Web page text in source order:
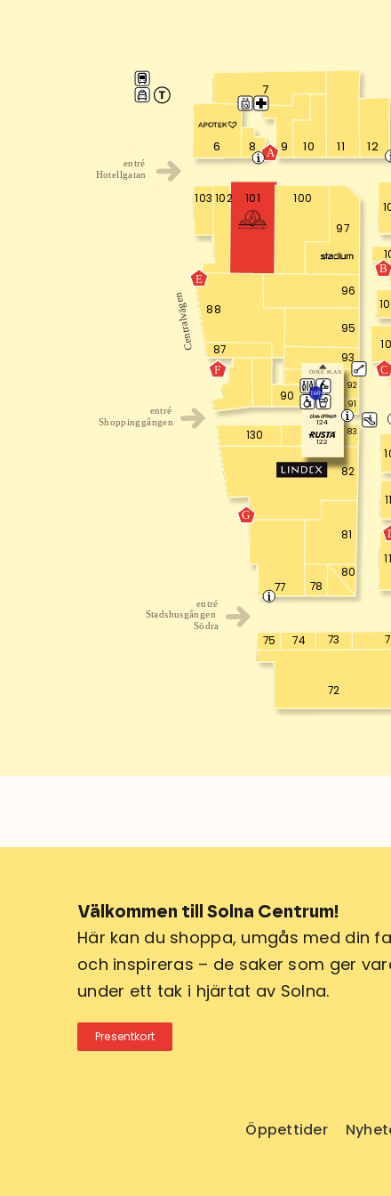
6
7
9 10 11 12
8
103 102 101 100
97
80
81
82
130 83
91
90
87
88
92
122
124
93
95
96
78
77
73
72
74
75
entré
Stadshusgången
Södra
entré
Shoppinggången
entré
Hotellgatan
Centralvägen
ÖVRE PLAN
A
B
C
E
F
G
1000
Välkommen till Solna Centrum!
Här kan du shoppa, umgås med din
och inspireras – de saker som ger
under ett tak i hjärtat av Solna.
Presentkort
Öppettider